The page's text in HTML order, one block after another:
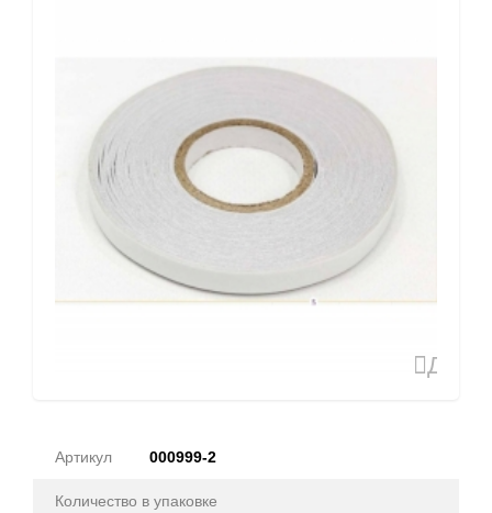
Артикул 000999-2
Количество в упаковке